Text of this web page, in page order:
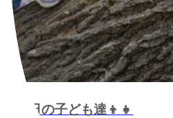
今日の子ども達👦👧